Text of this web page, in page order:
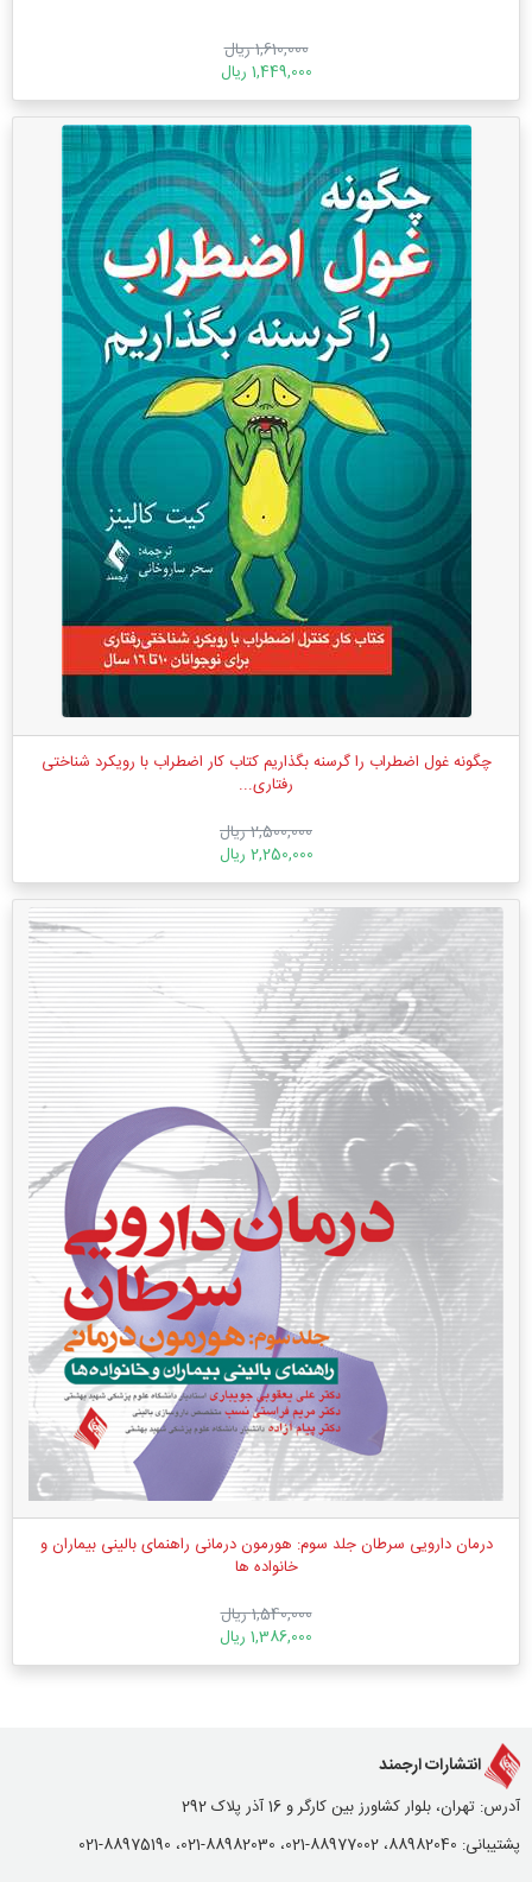
1,610,000 ریال
1,449,000 ریال
چگونه غول اضطراب را گرسنه بگذاریم کتاب کار اضطراب با رویکرد شناختی
رفتاری...
2,500,000 ریال
2,250,000 ریال
درمان دارویی سرطان جلد سوم: هورمون درمانی راهنمای بالینی بیماران و
خانواده ها
1,540,000 ریال
1,386,000 ریال
انتشارات ارجمند
آدرس: تهران، بلوار کشاورز بین کارگر و 16 آذر پلاک 292
پشتیبانی: 88982040، 88977002-021، 88982030-021، 88975190-021